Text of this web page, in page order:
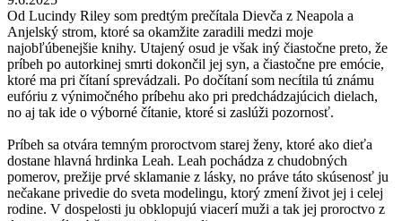
Od Lucindy Riley som predtým prečítala Dievča z Neapola a
Anjelský strom, ktoré sa okamžite zaradili medzi moje
najobľúbenejšie knihy. Utajený osud je však iný čiastočne preto, že
príbeh po autorkinej smrti dokončil jej syn, a čiastočne pre emócie,
ktoré ma pri čítaní sprevádzali. Po dočítaní som necítila tú známu
eufóriu z výnimočného príbehu ako pri predchádzajúcich dielach,
no aj tak ide o výborné čítanie, ktoré si zaslúži pozornosť.
Príbeh sa otvára temným proroctvom starej ženy, ktoré ako dieťa
dostane hlavná hrdinka Leah. Leah pochádza z chudobných
pomerov, prežije prvé sklamanie z lásky, no práve táto skúsenosť ju
nečakane privedie do sveta modelingu, ktorý zmení život jej i celej
rodine. V dospelosti ju obklopujú viacerí muži a tak jej proroctvo z